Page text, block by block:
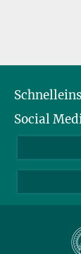
Bewerbende
Social
Instagram
LinkedIn
Facebook